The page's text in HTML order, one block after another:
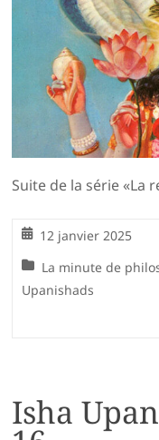
Suite de la série «La
12 janvier 2025
La minute de
Upanishads
Isha